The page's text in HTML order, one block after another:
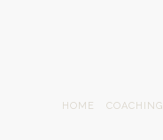
HOME COACHING